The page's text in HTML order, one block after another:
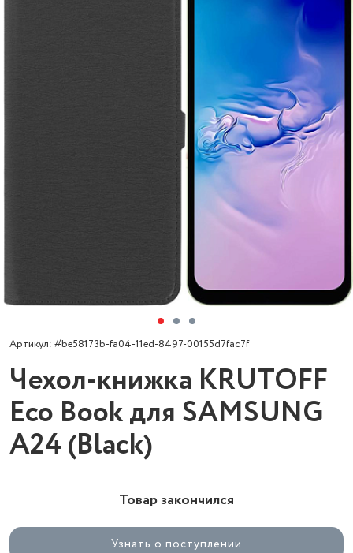
Артикул: #be58173b-fa04-11ed-8497-00155d7fac7f
Чехол-книжка KRUTOFF
Eco Book для SAMSUNG
A24 (Black)
Товар закончился
Узнать о поступлении